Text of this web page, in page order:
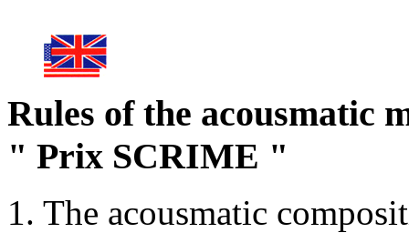
Rules of the acousmatic
" Prix SCRIME "
1. The acousmatic